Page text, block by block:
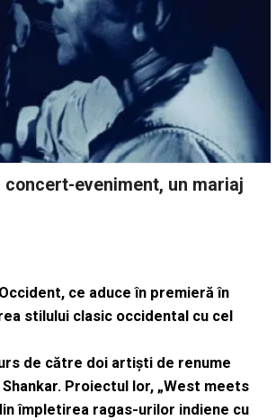
concert-eveniment, un mariaj
ce aduce în premieră în
stilului clasic occidental cu cel
de către doi artiști de renume
Proiectul lor, „West meets
împletirea ragas-urilor indiene cu